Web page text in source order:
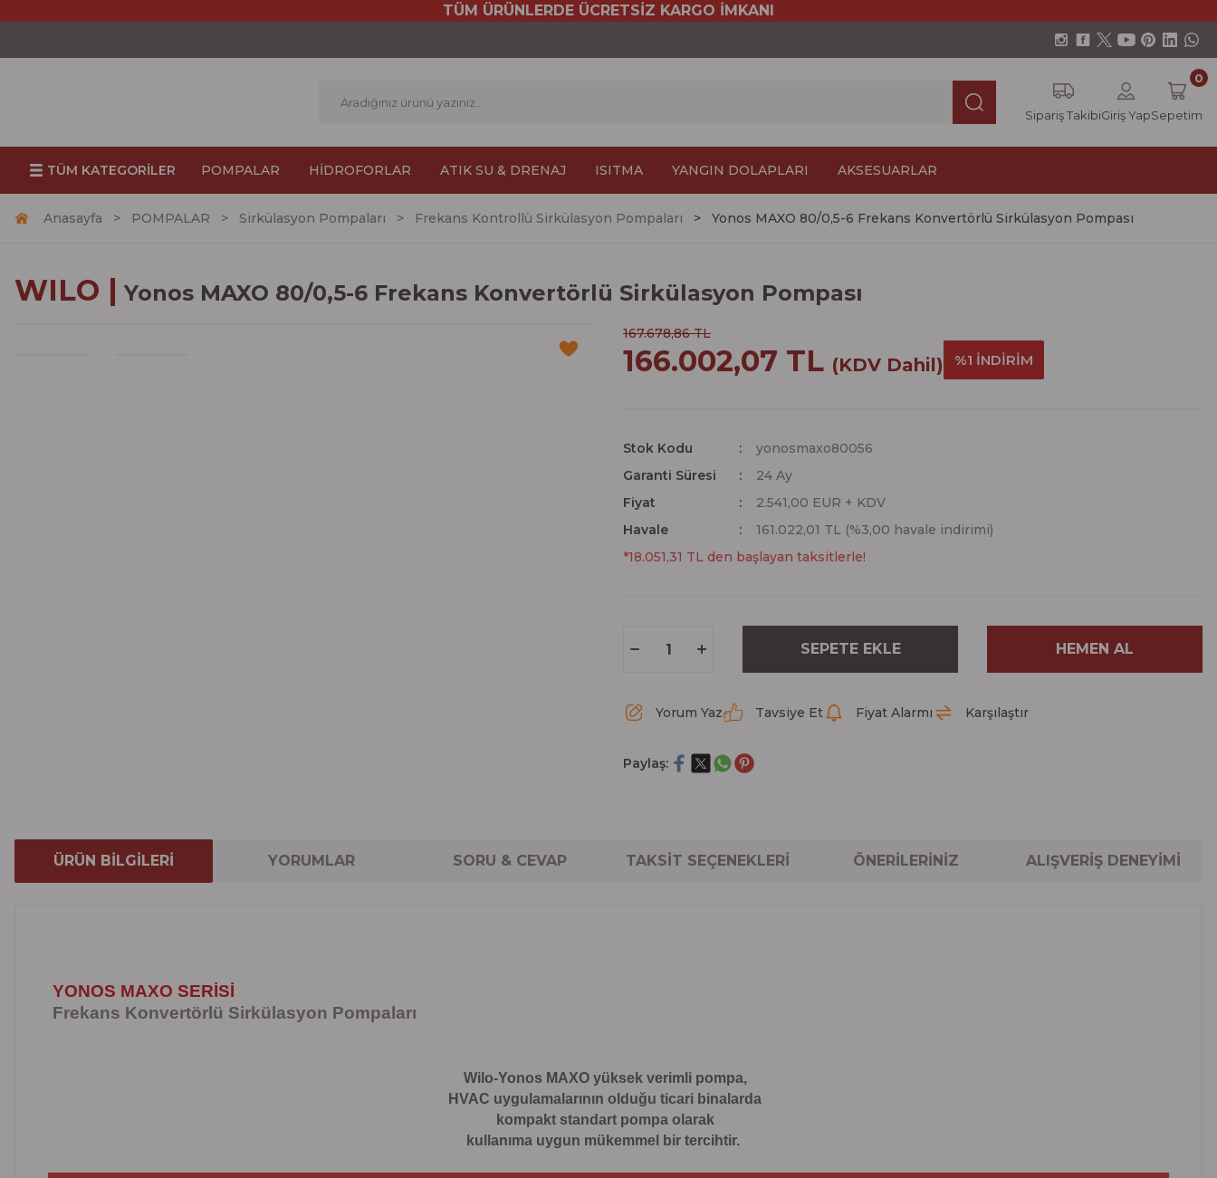
TÜM ÜRÜNLERDE ÜCRETSİZ KARGO İMKANI
Sipariş TakibiGiriş YapSepetim
0
TÜM KATEGORİLER POMPALAR HİDROFORLAR ATIK SU & DRENAJ ISITMA YANGIN DOLAPLARI AKSESUARLAR
Anasayfa POMPALAR Sirkülasyon Pompaları Frekans Kontrollü Sirkülasyon Pompaları Yonos MAXO 80/0,5-6 Frekans Konvertörlü Sirkülasyon Pompası
WILO | Yonos MAXO 80/0,5-6 Frekans Konvertörlü Sirkülasyon Pompası
167.678,86 TL
166.002,07 TL (KDV Dahil) %1 İNDİRİM
Stok Kodu
yonosmaxo80056
Garanti Süresi
24 Ay
Fiyat
2.541,00 EUR + KDV
Havale
161.022,01 TL (%3,00 havale indirimi)
*18.051,31 TL den başlayan taksitlerle!
SEPETE EKLE HEMEN AL
Yorum Yaz Tavsiye Et Fiyat Alarmı Karşılaştır
Paylaş:
ÜRÜN BİLGİLERİ YORUMLAR SORU & CEVAP TAKSİT SEÇENEKLERİ ÖNERİLERİNİZ ALIŞVERİŞ DENEYİMİ
YONOS MAXO SERİSİ
Frekans Konvertörlü Sirkülasyon Pompaları
Wilo-Yonos MAXO yüksek verimli pompa,
HVAC uygulamalarının olduğu ticari binalarda
kompakt standart pompa olarak
kullanıma uygun mükemmel bir tercihtir.